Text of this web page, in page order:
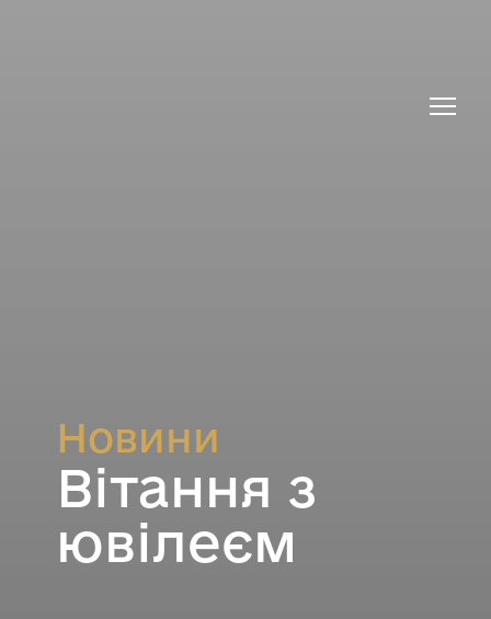
Новини
Вітання з
ювілеєм